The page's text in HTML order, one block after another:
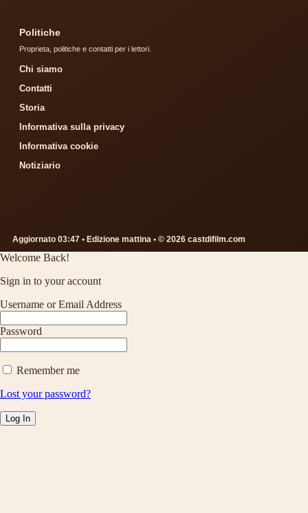
Politiche
Proprieta, politiche e contatti per i lettori.
Chi siamo
Contatti
Storia
Informativa sulla privacy
Informativa cookie
Notiziario
Aggiornato 03:47 • Edizione mattina • © 2026 castdifilm.com
Welcome Back!
Sign in to your account
Username or Email Address
Password
Remember me
Lost your password?